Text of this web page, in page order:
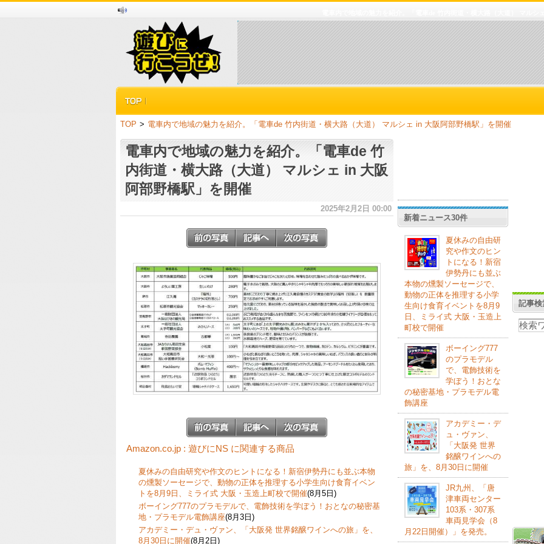
TOP > 電車内で地域の魅力を紹介。「電車de 竹内街道・横大路（大道） マルシェ in 大阪阿部野橋駅」を開催
電車内で地域の魅力を紹介。「電車de 竹
内街道・横大路（大道） マルシェ in 大阪
阿部野橋駅」を開催
2025年2月2日 00:00
Amazon.co.jp : 遊びにNS に関連する商品
夏休みの自由研究や作文のヒントになる！新宿伊勢丹にも並ぶ本物
の燻製ソーセージで、動物の正体を推理する小学生向け食育イベン
トを8月9日、ミライ式 大阪・玉造上町校で開催(8月5日)
ボーイング777のプラモデルで、電飾技術を学ぼう！おとなの秘密基
地・プラモデル電飾講座(8月3日)
アカデミー・デュ・ヴァン、「大阪発 世界銘醸ワインへの旅」を、
8月30日に開催(8月2日)
新着ニュース30件
夏休みの自由研
究や作文のヒン
トになる！新宿
伊勢丹にも並ぶ
本物の燻製ソーセージで、
動物の正体を推理する小学
生向け食育イベントを8月9
日、ミライ式 大阪・玉造上
町校で開催
ボーイング777
のプラモデル
で、電飾技術を
学ぼう！おとな
の秘密基地・プラモデル電
飾講座
アカデミー・デ
ュ・ヴァン、
「大阪発 世界
銘醸ワインへの
旅」を、8月30日に開催
JR九州、「唐
津車両センター
103系・307系
車両見学会（8
月22日開催）」を発売。
記事検